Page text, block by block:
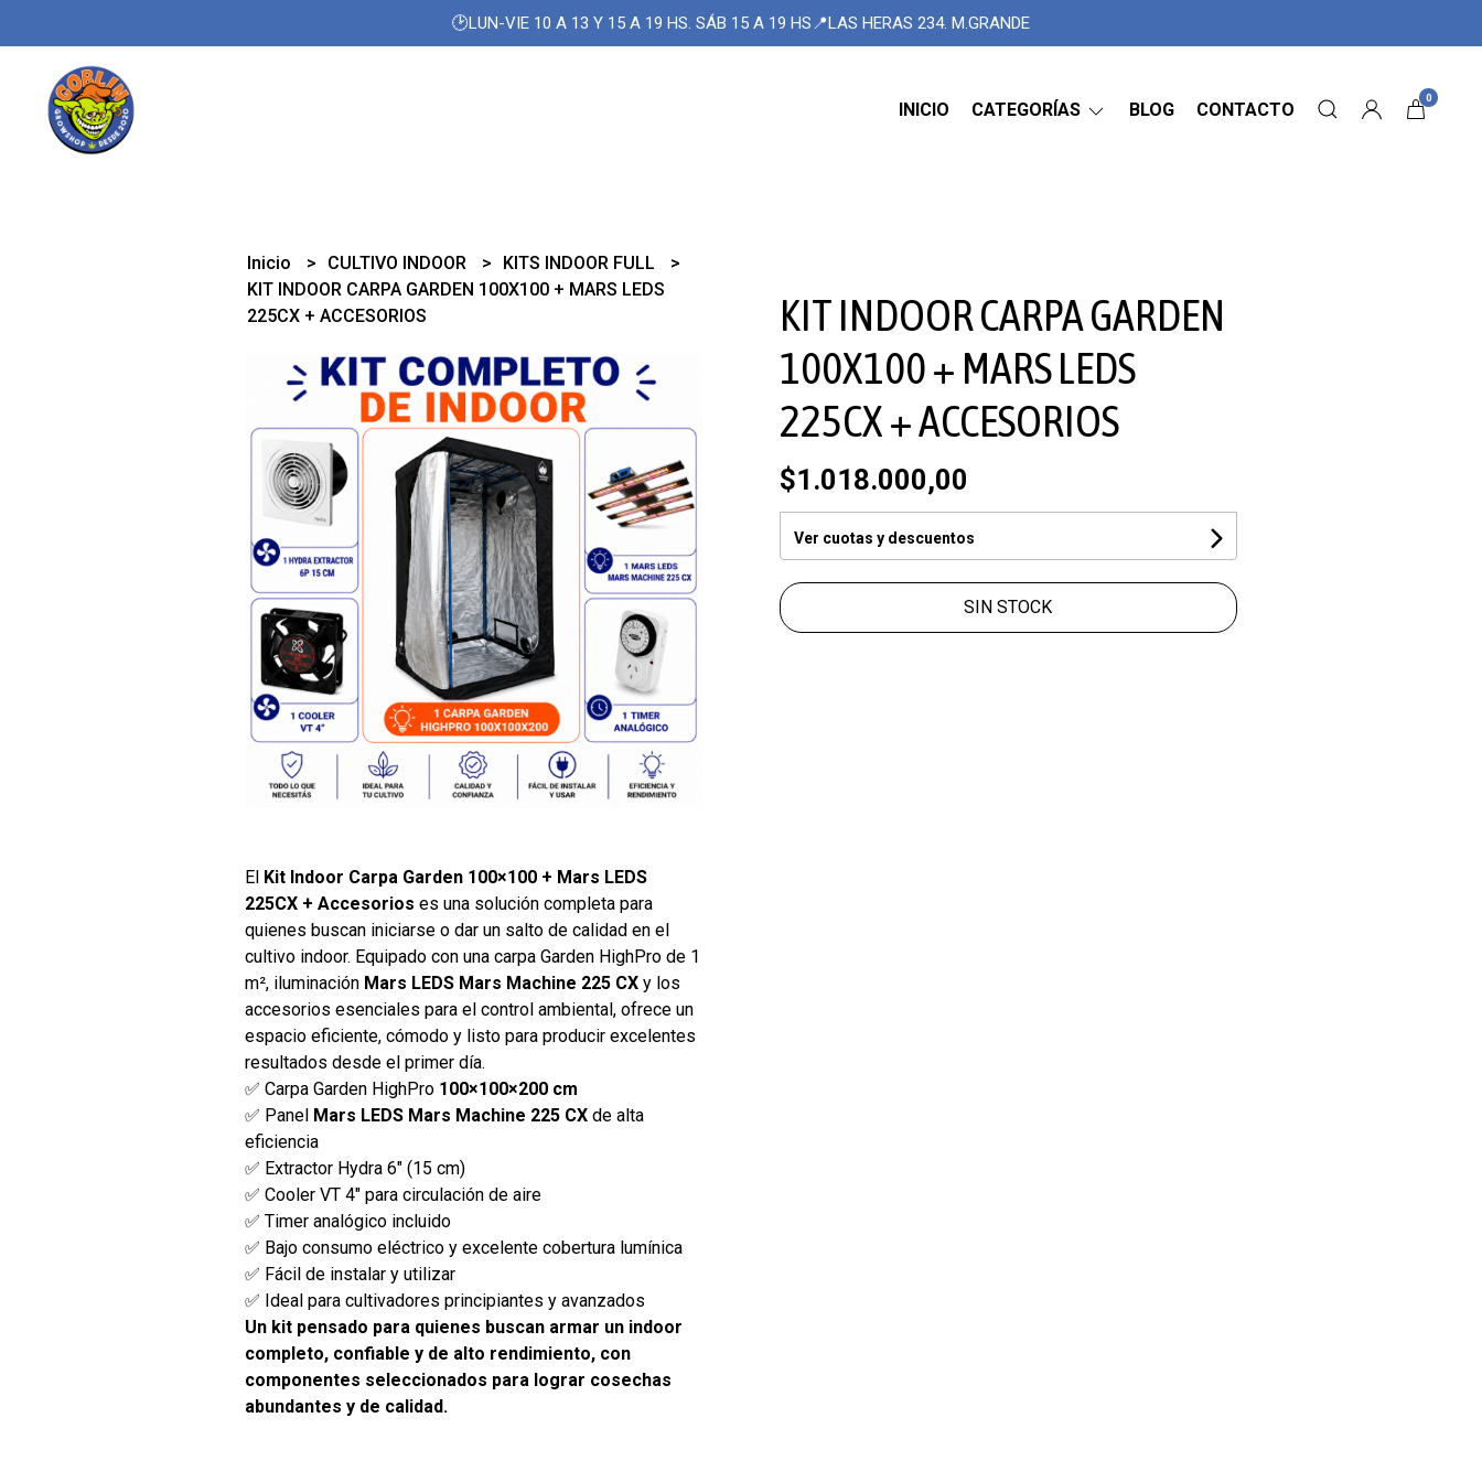
🕑LUN-VIE 10 A 13 Y 15 A 19 HS. SÁB 15 A 19 HS📍LAS HERAS 234. M.GRANDE
INICIO CATEGORÍAS BLOG CONTACTO
0
Inicio CULTIVO INDOOR
KITS INDOOR FULL
KIT INDOOR CARPA GARDEN 100X100 + MARS LEDS
225CX + ACCESORIOS
El Kit Indoor Carpa Garden 100×100 + Mars LEDS
225CX + Accesorios es una solución completa para
quienes buscan iniciarse o dar un salto de calidad en el
cultivo indoor. Equipado con una carpa Garden HighPro de 1
m², iluminación Mars LEDS Mars Machine 225 CX y los
accesorios esenciales para el control ambiental, ofrece un
espacio eficiente, cómodo y listo para producir excelentes
resultados desde el primer día.
✅ Carpa Garden HighPro 100×100×200 cm
✅ Panel Mars LEDS Mars Machine 225 CX de alta
eficiencia
✅ Extractor Hydra 6" (15 cm)
✅ Cooler VT 4" para circulación de aire
✅ Timer analógico incluido
✅ Bajo consumo eléctrico y excelente cobertura lumínica
✅ Fácil de instalar y utilizar
✅ Ideal para cultivadores principiantes y avanzados
Un kit pensado para quienes buscan armar un indoor
completo, confiable y de alto rendimiento, con
componentes seleccionados para lograr cosechas
abundantes y de calidad.
KIT INDOOR CARPA GARDEN
100X100 + MARS LEDS
225CX + ACCESORIOS
$1.018.000,00
Ver cuotas y descuentos
SIN STOCK